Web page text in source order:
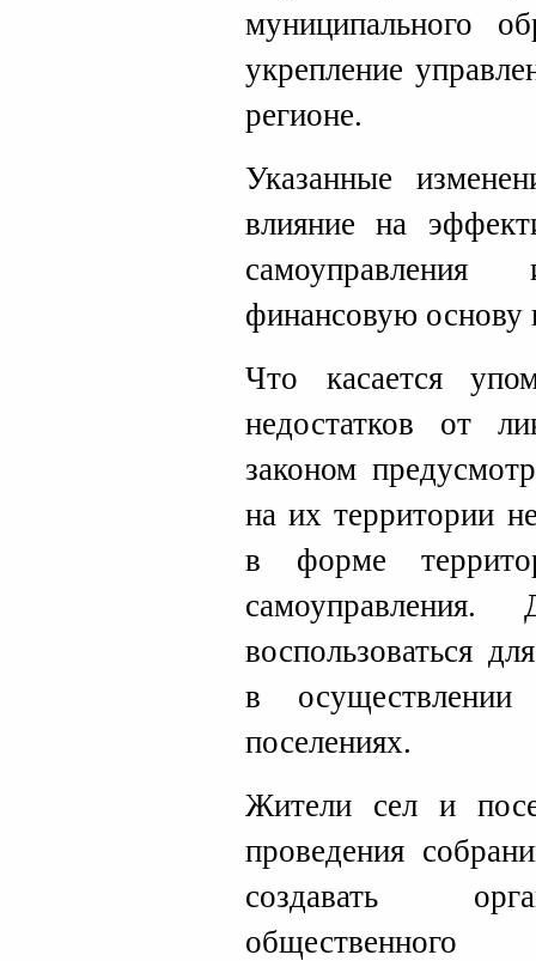
муниципального
укрепление
регионе.
Указанные
влияние на
финансовую основу
Что касается
недостатков от
законом
на их территории
в форме
воспользоваться
в
поселениях.
Жители сел и
проведения
создавать